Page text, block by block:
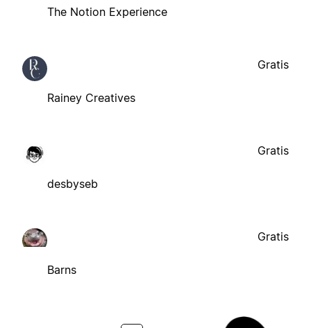
The Notion Experience
Rainey Creatives
Gratis
desbyseb
Gratis
Barns
Gratis